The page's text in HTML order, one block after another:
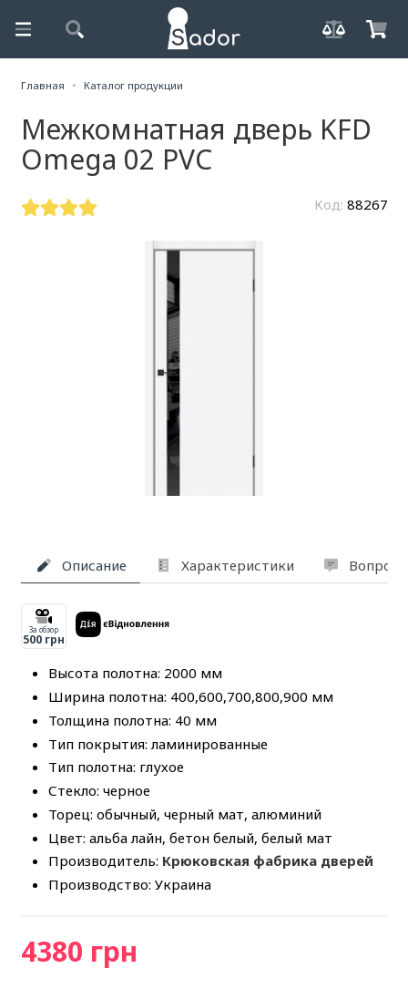
Главная Каталог продукции
Межкомнатная дверь KFD
Omega 02 PVC
Код: 88267
Описание Характеристики
За обзор
500 грн
Высота полотна: 2000 мм
Ширина полотна: 400,600,700,800,900 мм
Толщина полотна: 40 мм
Тип покрытия: ламинированные
Тип полотна: глухое
Стекло: черное
Торец: обычный, черный мат, алюминий
Цвет: альба лайн, бетон белый, белый мат
Производитель: Крюковская фабрика дверей
Производство: Украина
4380 грн